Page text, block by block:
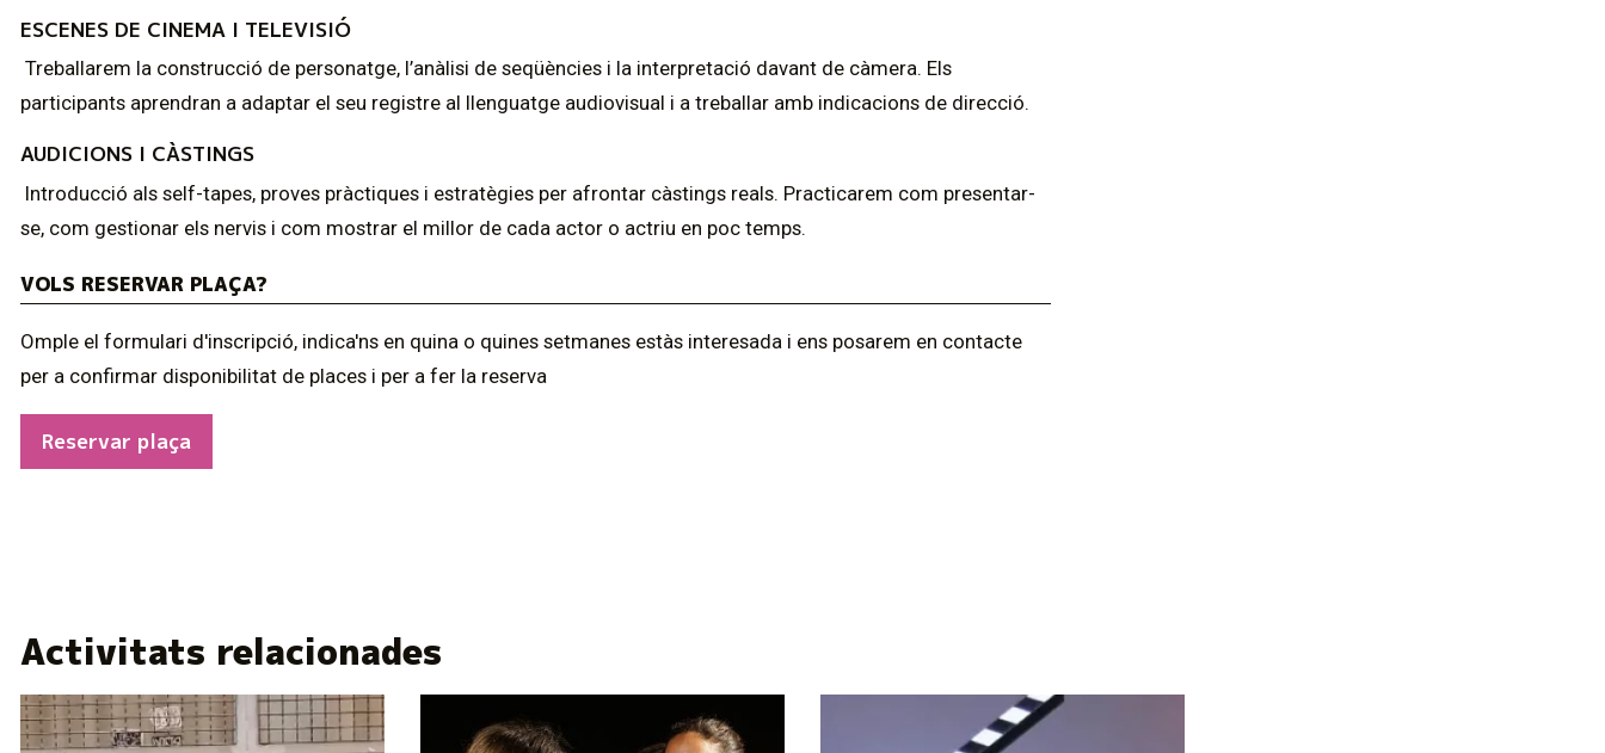
ESCENES DE CINEMA I TELEVISIÓ
Treballarem la construcció de personatge, l’anàlisi de seqüències i la interpretació davant de càmera. Els
participants aprendran a adaptar el seu registre al llenguatge audiovisual i a treballar amb indicacions de direcció.
AUDICIONS I CÀSTINGS
Introducció als self-tapes, proves pràctiques i estratègies per afrontar càstings reals. Practicarem com presentar-
se, com gestionar els nervis i com mostrar el millor de cada actor o actriu en poc temps.
VOLS RESERVAR PLAÇA?
Omple el formulari d'inscripció, indica'ns en quina o quines setmanes estàs interesada i ens posarem en contacte
per a confirmar disponibilitat de places i per a fer la reserva
Reservar plaça
Activitats relacionades